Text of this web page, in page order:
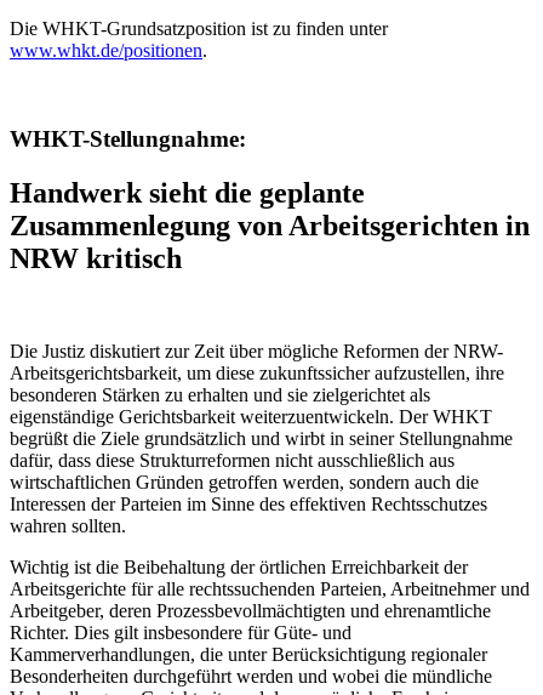
Die WHKT-Grundsatzposition ist zu finden unter
www.whkt.de/positionen.
WHKT-Stellungnahme:
Handwerk sieht die geplante
Zusammenlegung von Arbeitsgerichten in
NRW kritisch
Die Justiz diskutiert zur Zeit über mögliche Reformen der NRW-
Arbeitsgerichtsbarkeit, um diese zukunftssicher aufzustellen, ihre
besonderen Stärken zu erhalten und sie zielgerichtet als
eigenständige Gerichtsbarkeit weiterzuentwickeln. Der WHKT
begrüßt die Ziele grundsätzlich und wirbt in seiner Stellungnahme
dafür, dass diese Strukturreformen nicht ausschließlich aus
wirtschaftlichen Gründen getroffen werden, sondern auch die
Interessen der Parteien im Sinne des effektiven Rechtsschutzes
wahren sollten.
Wichtig ist die Beibehaltung der örtlichen Erreichbarkeit der
Arbeitsgerichte für alle rechtssuchenden Parteien, Arbeitnehmer und
Arbeitgeber, deren Prozessbevollmächtigten und ehrenamtliche
Richter. Dies gilt insbesondere für Güte- und
Kammerverhandlungen, die unter Berücksichtigung regionaler
Besonderheiten durchgeführt werden und wobei die mündliche